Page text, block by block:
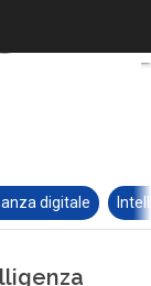
digitale